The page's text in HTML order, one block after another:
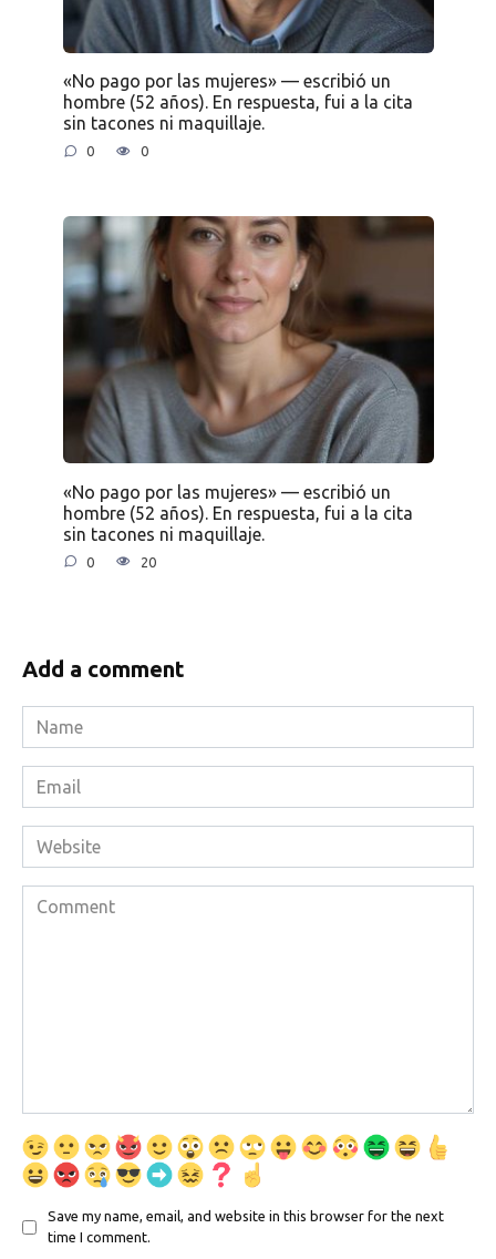
«No pago por las mujeres» — escribió un
hombre (52 años). En respuesta, fui a la cita
sin tacones ni maquillaje.
0 0
«No pago por las mujeres» — escribió un
hombre (52 años). En respuesta, fui a la cita
sin tacones ni maquillaje.
0 20
Add a comment
Name
*
Email
*
Website
Comment
Save my name, email, and website in this browser for the next
time I comment.